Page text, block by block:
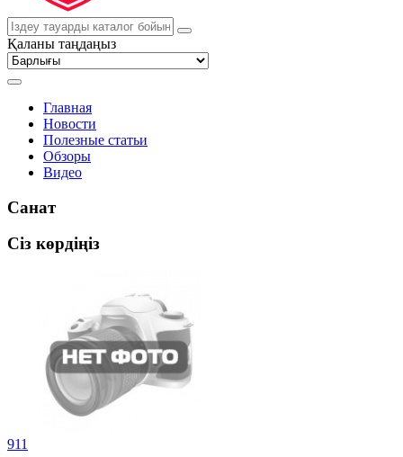
Қаланы таңдаңыз
Главная
Новости
Полезные статьи
Обзоры
Видео
Санат
Сіз көрдіңіз
911